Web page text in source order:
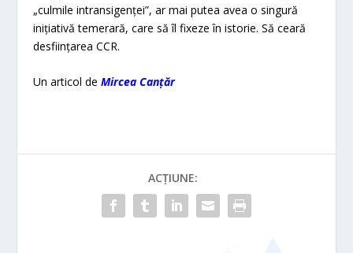
„culmile intransigenţei”, ar mai putea avea o singură
iniţiativă temerară, care să îl fixeze în istorie. Să ceară
desfiinţarea CCR.
Un articol deMircea Canțăr
ACȚIUNE: